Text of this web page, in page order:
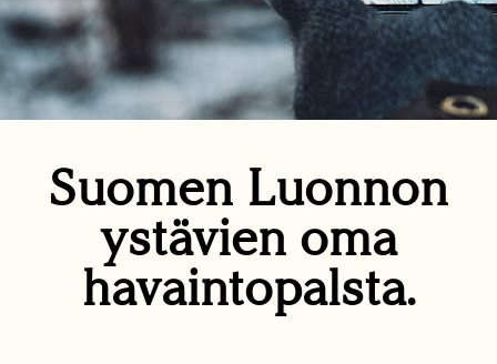
Suomen Luonnon
ystävien oma
havaintopalsta.